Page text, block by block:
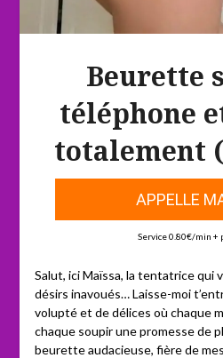
Beurette
téléphone
totalement
APPELLE
Service 0.80€/min +
Salut, ici Maïssa, la tentatrice qui
désirs inavoués… Laisse-moi
volupté et de délices où chaque
chaque soupir une promesse de
beurette audacieuse, fière de